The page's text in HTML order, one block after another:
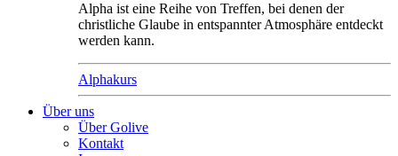
Alpha ist eine Reihe von Treffen, bei denen der
christliche Glaube in entspannter Atmosphäre entdeckt
werden kann.
Alphakurs
Über uns
Über Golive
Kontakt